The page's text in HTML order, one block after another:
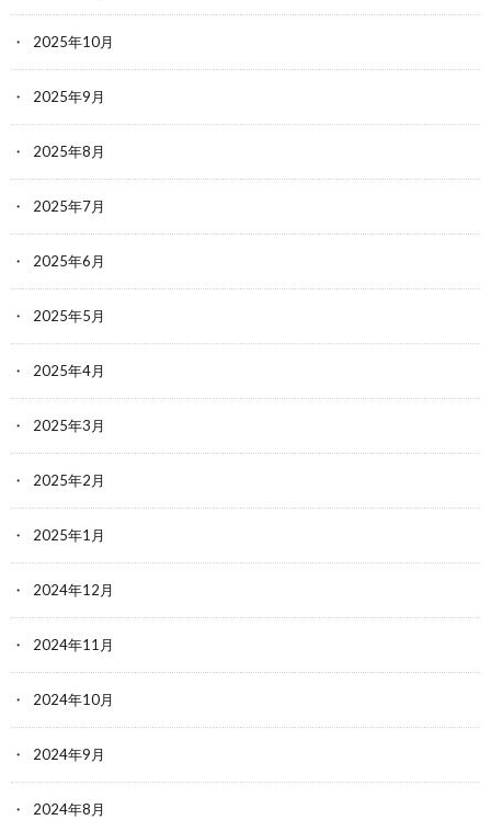
2025年10月
2025年9月
2025年8月
2025年7月
2025年6月
2025年5月
2025年4月
2025年3月
2025年2月
2025年1月
2024年12月
2024年11月
2024年10月
2024年9月
2024年8月